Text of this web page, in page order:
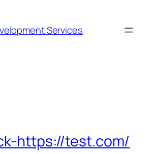
Services
https://test.com/